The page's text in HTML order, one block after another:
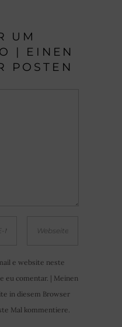
UM
| EINEN
POSTEN
e website neste
eu comentar. | Meinen
in diesem Browser
Mal kommentiere.